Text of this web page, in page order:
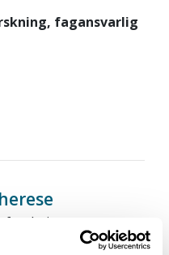
fagansvarlig